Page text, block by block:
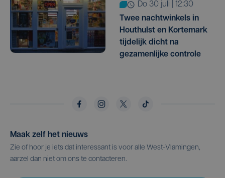
do 30 juli | 12:30
Twee nachtwinkels in
Houthulst en Kortemark
tijdelijk dicht na
gezamenlijke controle
Maak zelf het nieuws
Zie of hoor je iets dat interessant is voor alle West-Vlamingen,
aarzel dan niet om ons te contacteren.